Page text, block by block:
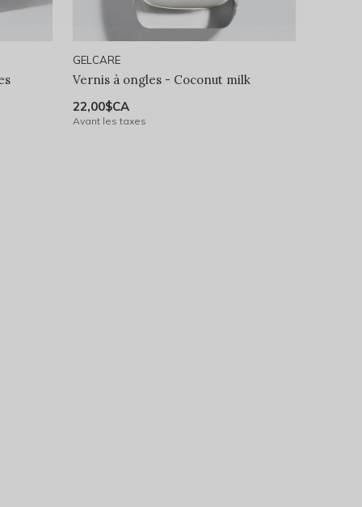
GELCARE
Vernis à ongles - Coconut milk
22,00$CA
Avant les taxes